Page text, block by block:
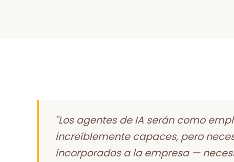
"Los agentes de IA serán como
increíblemente capaces, pero
incorporados a la empresa —